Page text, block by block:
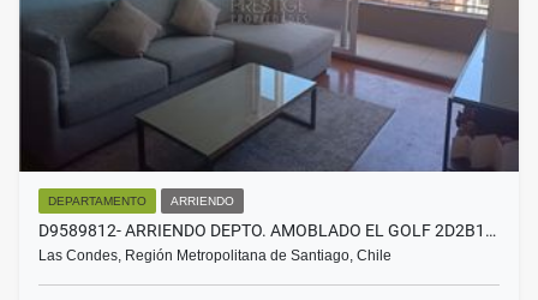
DEPARTAMENTO ARRIENDO
D9589812- ARRIENDO DEPTO. AMOBLADO EL GOLF 2D2B1…
Las Condes, Región Metropolitana de Santiago, Chile